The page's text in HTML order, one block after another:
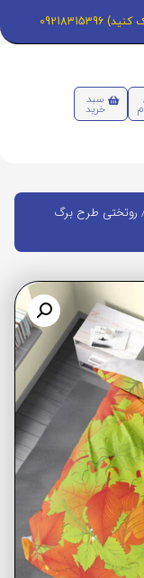
سبد
خرید
روتختی طرح برگ